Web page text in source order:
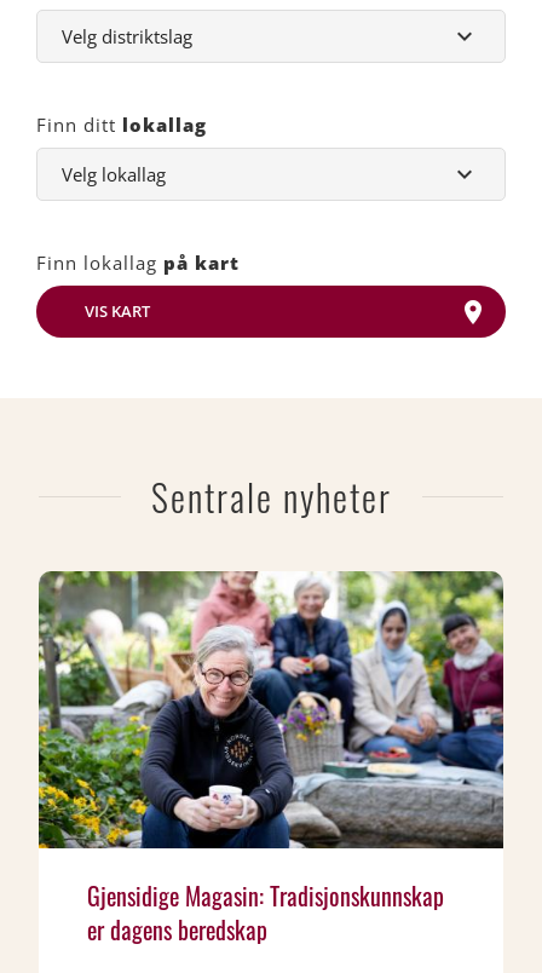
Finn ditt lokallag
Finn lokallag på kart
VIS KART
Sentrale nyheter
Gjensidige Magasin: Tradisjonskunnskap
er dagens beredskap